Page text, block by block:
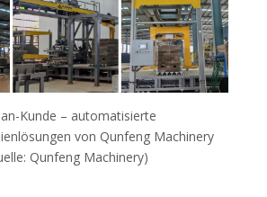
Kunde – automatisierte
von Qunfeng Machinery
Qunfeng Machinery)